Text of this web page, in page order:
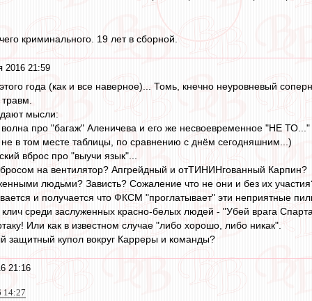
криминального. 19 лет в сборной.
2016 21:59
года (как и все наверное)... Томь, кнечно неуровневый
мысли:
про "багаж" Аленичева и его же несвоевременное "НЕ
в том месте таблицы, по сравнению с днём сегодняшним...)
вброс про "выучи язык"...
на вентилятор? Апгрейдный и отТИНИНгованный Карпин?
людьми? Зависть? Сожаление что не они и без их
и получается что ФКСМ "проглатывает" эти неприятные
клич среди заслуженных красно-белых людей - "Убей врага
Или как в известном случае "либо хорошо, либо никак".
защитный купол вокруг Карреры и команды?
21:16
14:27